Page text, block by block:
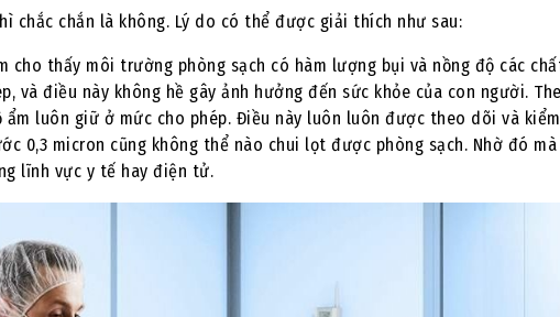
chắc chắn là không. Lý do có thể được giải thích như sau:
cho thấy môi trường phòng sạch có hàm lượng bụi và nồng độ các
và điều này không hề gây ảnh hưởng đến sức khỏe của con người.
luôn giữ ở mức cho phép. Điều này luôn luôn được theo dõi và kiểm
0,3 micron cũng không thể nào chui lọt được phòng sạch. Nhờ đó mà
lĩnh vực y tế hay điện tử.